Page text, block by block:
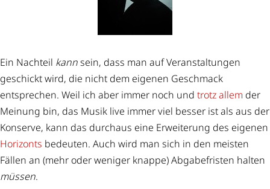
Ein Nachteil kannsein, dass man auf Veranstaltungen
geschickt wird, die nicht dem eigenen Geschmack
entsprechen. Weil ich aber immer noch und trotz allem der
Meinung bin, das Musik live immer viel besser ist als aus der
Konserve, kann das durchaus eine Erweiterung des eigenen
Horizonts bedeuten. Auch wird man sich in den meisten
Fällen an (mehr oder weniger knappe) Abgabefristen halten
müssen.